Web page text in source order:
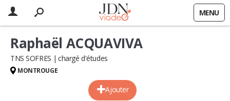
MENU
Ajouter
Raphaël ACQUAVIVA
TNS SOFRES chargé d'études
MONTROUGE